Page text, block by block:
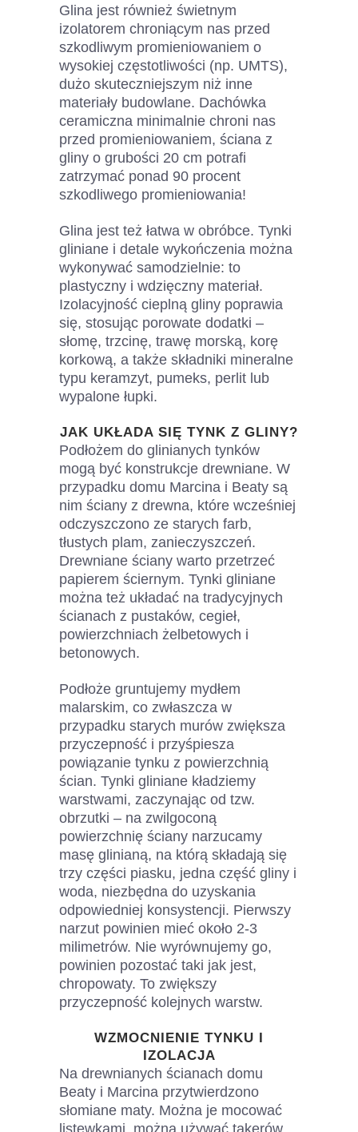
Glina jest również świetnym
izolatorem chroniącym nas przed
szkodliwym promieniowaniem o
wysokiej częstotliwości (np. UMTS),
dużo skuteczniejszym niż inne
materiały budowlane. Dachówka
ceramiczna minimalnie chroni nas
przed promieniowaniem, ściana z
gliny o grubości 20 cm potrafi
zatrzymać ponad 90 procent
szkodliwego promieniowania!
Glina jest też łatwa w obróbce. Tynki
gliniane i detale wykończenia można
wykonywać samodzielnie: to
plastyczny i wdzięczny materiał.
Izolacyjność cieplną gliny poprawia
się, stosując porowate dodatki –
słomę, trzcinę, trawę morską, korę
korkową, a także składniki mineralne
typu keramzyt, pumeks, perlit lub
wypalone łupki.
JAK UKŁADA SIĘ TYNK Z GLINY?
Podłożem do glinianych tynków
mogą być konstrukcje drewniane. W
przypadku domu Marcina i Beaty są
nim ściany z drewna, które wcześniej
odczyszczono ze starych farb,
tłustych plam, zanieczyszczeń.
Drewniane ściany warto przetrzeć
papierem ściernym. Tynki gliniane
można też układać na tradycyjnych
ścianach z pustaków, cegieł,
powierzchniach żelbetowych i
betonowych.
Podłoże gruntujemy mydłem
malarskim, co zwłaszcza w
przypadku starych murów zwiększa
przyczepność i przyśpiesza
powiązanie tynku z powierzchnią
ścian. Tynki gliniane kładziemy
warstwami, zaczynając od tzw.
obrzutki – na zwilgoconą
powierzchnię ściany narzucamy
masę glinianą, na którą składają się
trzy części piasku, jedna część gliny i
woda, niezbędna do uzyskania
odpowiedniej konsystencji. Pierwszy
narzut powinien mieć około 2-3
milimetrów. Nie wyrównujemy go,
powinien pozostać taki jak jest,
chropowaty. To zwiększy
przyczepność kolejnych warstw.
WZMOCNIENIE TYNKU I
IZOLACJA
Na drewnianych ścianach domu
Beaty i Marcina przytwierdzono
słomiane maty. Można je mocować
listewkami, można używać takerów.